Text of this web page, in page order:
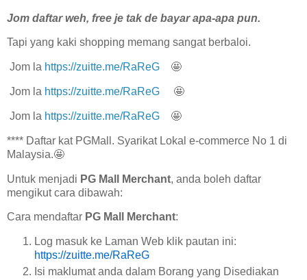
Jom daftar weh, free je tak de bayar apa-apa pun.
Tapi yang kaki shopping memang sangat berbaloi.
Jom la https://zuitte.me/RaReG 🤩
Jom la https://zuitte.me/RaReG 🤩
Jom la https://zuitte.me/RaReG 🤩
**** Daftar kat PGMall. Syarikat Lokal e-commerce No 1 di
Malaysia.🤩
Untuk menjadi PG Mall Merchant, anda boleh daftar
mengikut cara dibawah:
Cara mendaftar PG Mall Merchant:
Log masuk ke Laman Web klik pautan ini:
https://zuitte.me/RaReG
Isi maklumat anda dalam Borang yang Disediakan